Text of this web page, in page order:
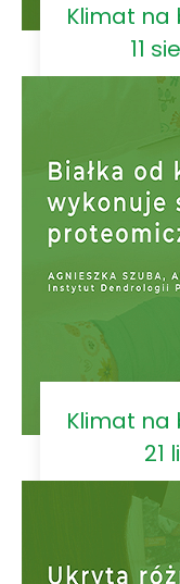
Klimat na
11
Klimat na
21